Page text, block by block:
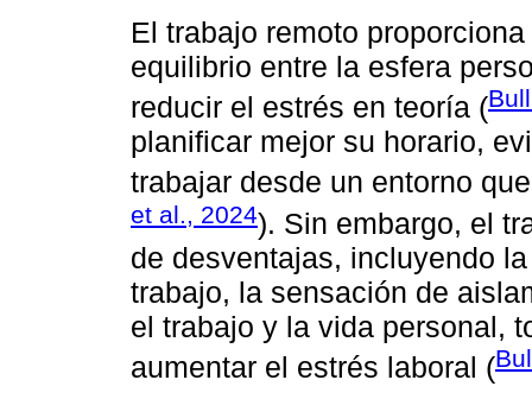
El trabajo remoto
equilibrio entre la esfera
reducir el estrés en teoría (
planificar mejor su horario,
trabajar desde un entorno
et al., 2024). Sin embargo, el
de desventajas, incluyendo
trabajo, la sensación de
el trabajo y la vida personal,
aumentar el estrés laboral (